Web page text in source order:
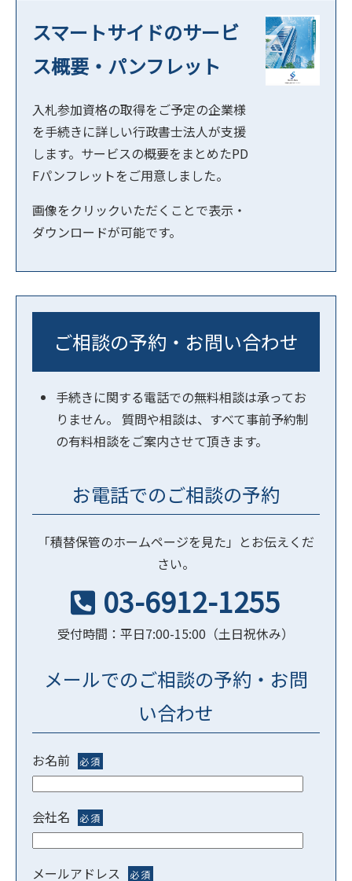
スマートサイドのサービ
ス概要・パンフレット
入札参加資格の取得をご予定の企業様
を手続きに詳しい行政書士法人が支援
します。サービスの概要をまとめたPD
Fパンフレットをご用意しました。
画像をクリックいただくことで表示・
ダウンロードが可能です。
ご相談の予約・お問い合わせ
手続きに関する電話での無料相談は承ってお
りません。 質問や相談は、すべて事前予約制
の有料相談をご案内させて頂きます。
お電話でのご相談の予約
「積替保管のホームページを見た」とお伝えくだ
さい。
03-6912-1255
受付時間：平日7:00-15:00（土日祝休み）
メールでのご相談の予約・お問
い合わせ
お名前 必須
会社名 必須
メールアドレス 必須